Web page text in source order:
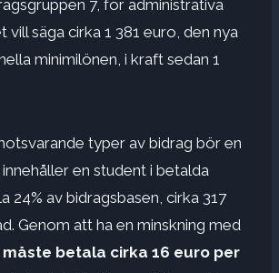
7, för administrativa
vill säga cirka 1 381 euro, den nya
minimilönen, i kraft sedan 1
typer av bidrag bör en
en student i betalda
24% av bidragsbasen, cirka 317
Genom att ha en minskning med
betala cirka 16 euro per